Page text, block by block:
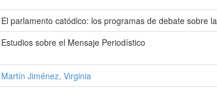
El parlamento catódico: los programas de debate sobre
Estudios sobre el Mensaje Periodístico
Martín Jiménez, Virginia